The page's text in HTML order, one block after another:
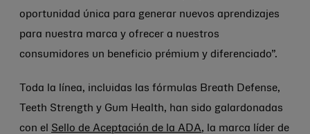
oportunidad única para generar nuevos aprendizajes
para nuestra marca y ofrecer a nuestros
consumidores un beneficio prémium y diferenciado”.
Toda la línea, incluidas las fórmulas Breath Defense,
Teeth Strength y Gum Health, han sido galardonadas
con el Sello de Aceptación de la ADA, la marca líder de